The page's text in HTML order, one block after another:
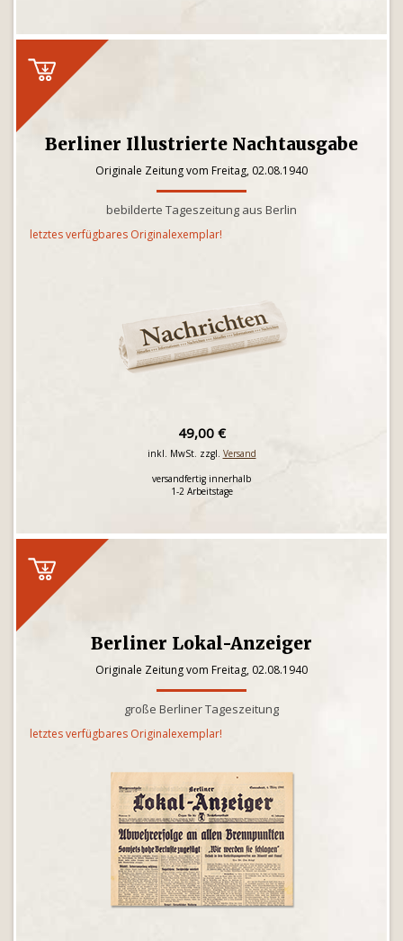
Berliner Illustrierte Nachtausgabe
Originale Zeitung vom Freitag, 02.08.1940
bebilderte Tageszeitung aus Berlin
letztes verfügbares Originalexemplar!
49,00 €
inkl. MwSt. zzgl. Versand
versandfertig innerhalb
1-2 Arbeitstage
Berliner Lokal-Anzeiger
Originale Zeitung vom Freitag, 02.08.1940
große Berliner Tageszeitung
letztes verfügbares Originalexemplar!